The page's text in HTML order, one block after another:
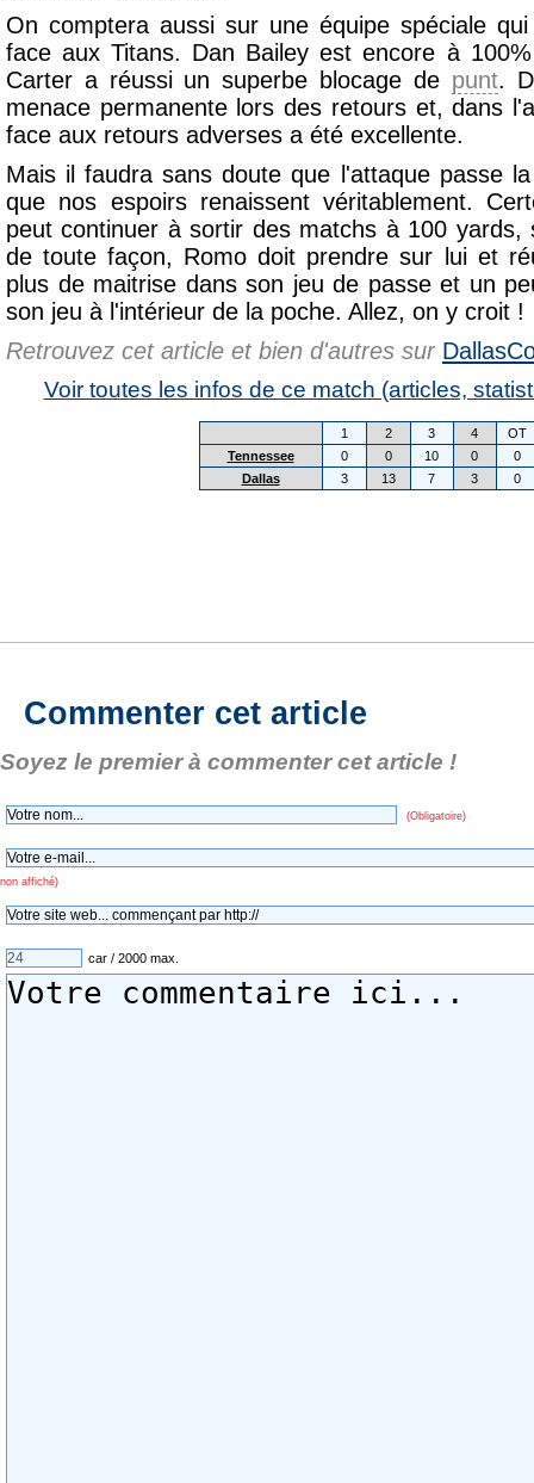
On comptera aussi sur une équipe spéciale
face aux Titans. Dan Bailey est encore à
Carter a réussi un superbe blocage de punt.
menace permanente lors des retours et, dans
face aux retours adverses a été excellente.
Mais il faudra sans doute que l'attaque passe
que nos espoirs renaissent véritablement.
peut continuer à sortir des matchs à 100 yards,
de toute façon, Romo doit prendre sur lui et
plus de maitrise dans son jeu de passe et un
son jeu à l'intérieur de la poche. Allez, on y croit !
Retrouvez cet article et bien d'autres sur
Voir toutes les infos de ce match (articles,
1 2 3 4
OT
Tennessee
0 0 10 0
0
Dallas
3 13 7 3 0
Commenter cet article
Soyez le premier à commenter cet article !
(Obligatoire)
non affiché)
car / 2000 max.